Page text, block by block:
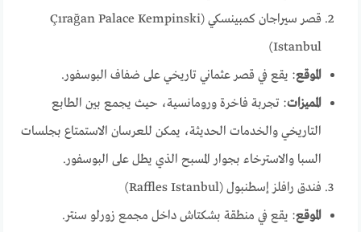
قصر سيراجان كمبينسكي (Çırağan Palace Kempinski
Istanbul)
الموقع: يقع في قصر عثماني تاريخي على ضفاف البوسفور.
المميزات: تجربة فاخرة ورومانسية، حيث يجمع بين الطابع
التاريخي والخدمات الحديثة، يمكن للعرسان الاستمتاع بجلسات
السبا والاسترخاء بجوار المسبح الذي يطل على البوسفور.
فندق رافلز إسطنبول (Raffles Istanbul)
الموقع: يقع في منطقة بشكتاش داخل مجمع زورلو سنتر.